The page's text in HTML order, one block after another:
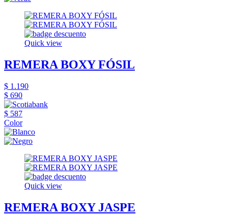
Quick view
REMERA BOXY FÓSIL
$ 1.190
$ 690
$ 587
Color
Quick view
REMERA BOXY JASPE